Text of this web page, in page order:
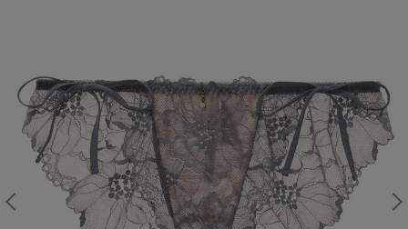
ルームウェア
メンズ キッズ
マタニティ ギフトラッピング
SALE